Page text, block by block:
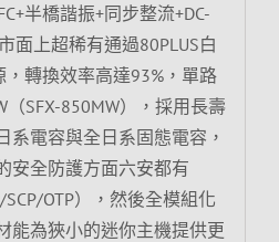
半橋諧振+同步整流+DC-
面上超稀有通過80PLUS白
，轉換效率高達93%，單路
SFX-850MW），採用長壽
系電容與全日系固態電容，
安全防護方面六安都有
SCP/OTP），然後全模組化
能為狹小的迷你主機提供更